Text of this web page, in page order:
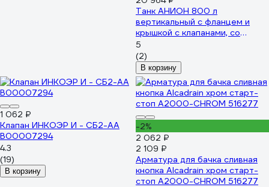
Танк АНИОН 800 л
вертикальный с фланцем и
крышкой с клапанами, со
сливом Т800ВФК2З
5
(2)
В корзину
1 062 ₽
Клапан ИНКОЭР И - СБ2-АА
В00007294
4.3
(19)
В корзину
-2%
2 062 ₽
2 109 ₽
Арматура для бачка сливная
кнопка Alcadrain хром старт-
стоп A2000-CHROM 516277